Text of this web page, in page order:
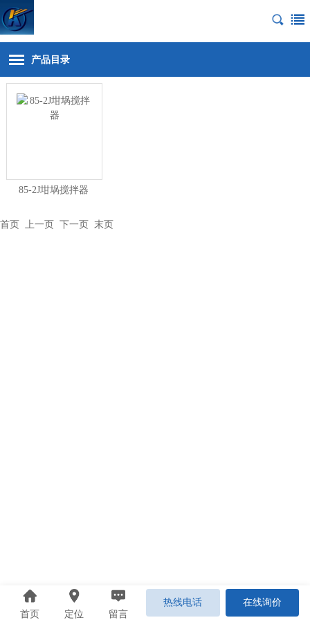
产品目录
85-2J坩埚搅拌器
首页 上一页 下一页 末页
首页 定位 留言
热线电话 在线询价